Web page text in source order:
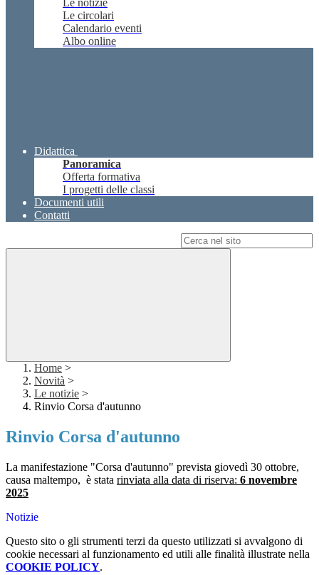
Le notizie
Le circolari
Calendario eventi
Albo online
Didattica
Panoramica
Offerta formativa
I progetti delle classi
Documenti utili
Contatti
Home >
Novità >
Le notizie >
Rinvio Corsa d'autunno
Rinvio Corsa d'autunno
La manifestazione "Corsa d'autunno" prevista giovedì 30 ottobre,
causa maltempo, è stata rinviata alla data di riserva: 6 novembre
2025
Notizie
Questo sito o gli strumenti terzi da questo utilizzati si avvalgono di
cookie necessari al funzionamento ed utili alle finalità illustrate nella
COOKIE POLICY.